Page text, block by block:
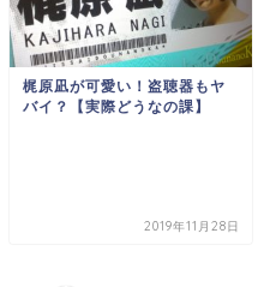
梶原凪が可愛い！盗聴器もヤ
バイ？【実際どうなの課】
2019年11月28日